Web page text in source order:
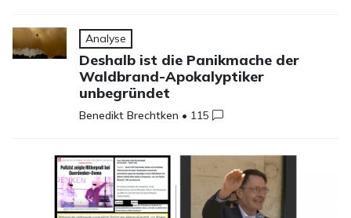
Analyse
Deshalb ist die Panikmache der
Waldbrand-Apokalyptiker
unbegründet
Benedikt Brechtken • 115